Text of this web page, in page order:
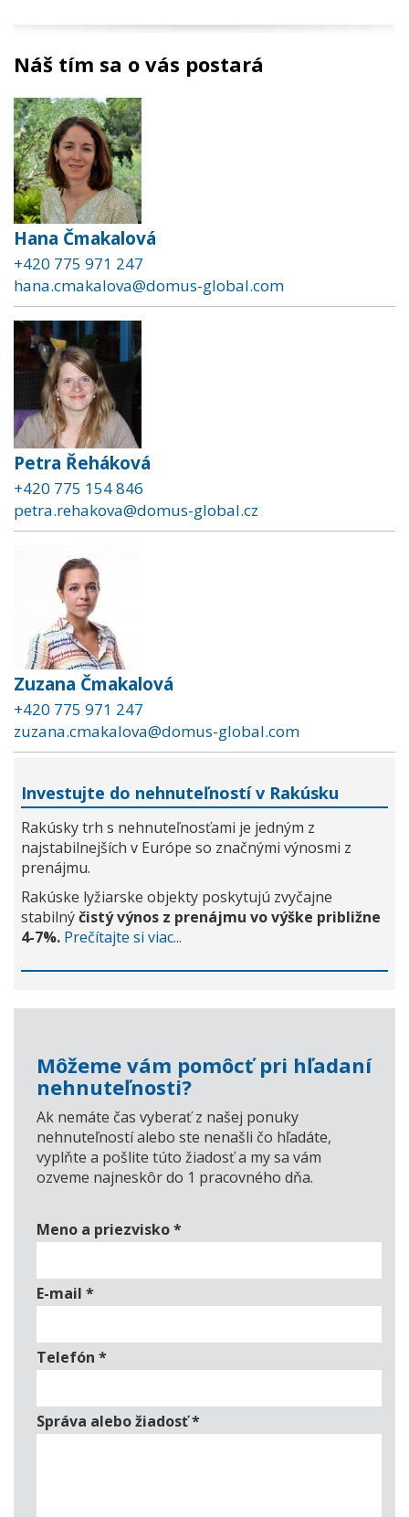
Náš tím sa o vás postará
Hana Čmakalová
+420 775 971 247
hana.cmakalova@domus-global.com
Petra Řeháková
+420 775 154 846
petra.rehakova@domus-global.cz
Zuzana Čmakalová
+420 775 971 247
zuzana.cmakalova@domus-global.com
Investujte do nehnuteľností v Rakúsku
Rakúsky trh s nehnuteľnosťami je jedným z
najstabilnejších v Európe so značnými výnosmi z
prenájmu.
Rakúske lyžiarske objekty poskytujú zvyčajne
stabilnýčistý výnos z prenájmu vo výške približne
4-7%. Prečítajte si viac...
Môžeme vám pomôcť pri hľadaní
nehnuteľnosti?
Ak nemáte čas vyberať z našej ponuky
nehnuteľností alebo ste nenašli čo hľadáte,
vyplňte a pošlite túto žiadosť a my sa vám
ozveme najneskôr do 1 pracovného dňa.
Meno a priezvisko*
E-mail *
Telefón *
Správa alebo žiadosť*